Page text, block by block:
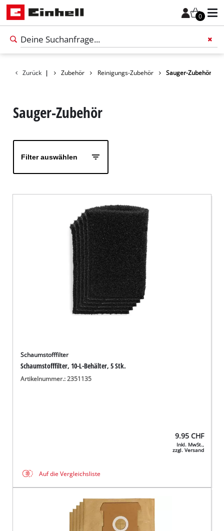
0
Füge
Zurück | Zubehör Reinigungs-Zubehör Sauger-Zubehör
Sauger-Zubehör
Filter auswählen
Schaumstofffilter
Schaumstofffilter, 10-L-Behälter, 5 Stk.
Artikelnummer.: 2351135
9.95 CHF
Inkl. MwSt.,
zzgl. Versand
Auf die Vergleichsliste